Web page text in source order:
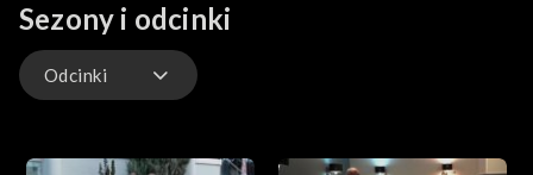
będzie się sam, a kamera przez dłuższy czas bez nadmiernej
ingerencji reżyserskiej zarejestruje otaczającą rzeczywistość i
wydarzenia, w których uczestniczą bohaterowie.
Sezony i odcinki
Odcinki